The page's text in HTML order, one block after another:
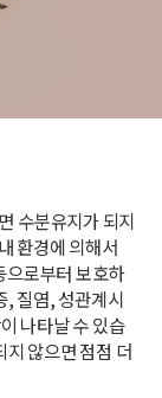
수분유지가 되지
환경에 의해서
으로부터 보호하
, 질염, 성관계시
나타날 수 있습
지 않으면 점점 더